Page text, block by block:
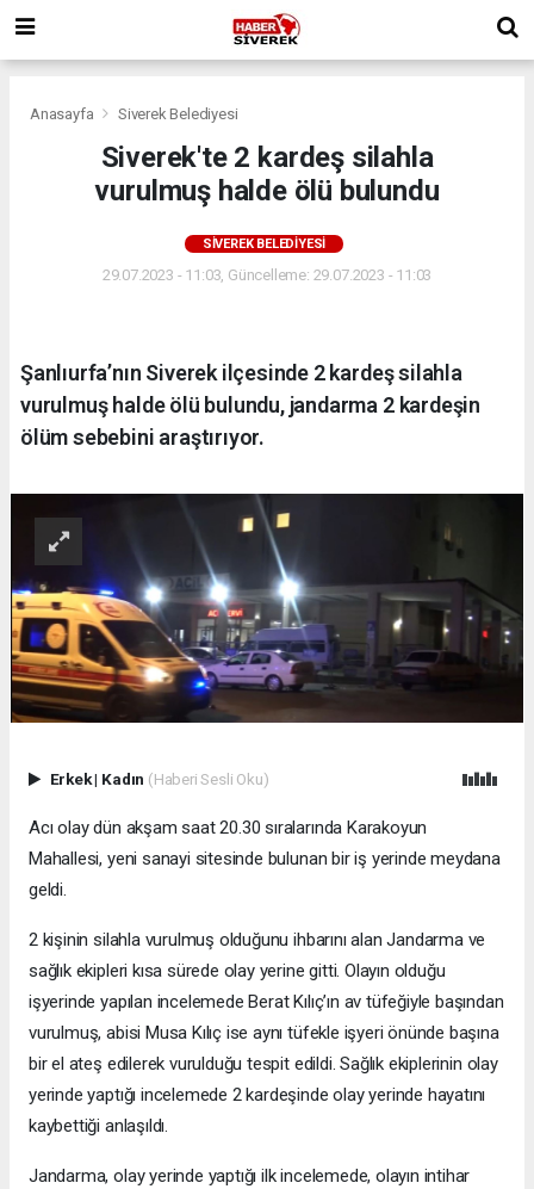
Anasayfa Siverek Belediyesi
Siverek'te 2 kardeş silahla
vurulmuş halde ölü bulundu
SIVEREK BELEDIYESI
29.07.2023 - 11:03, Güncelleme: 29.07.2023 - 11:03
Şanlıurfa’nın Siverek ilçesinde 2 kardeş silahla
vurulmuş halde ölü bulundu, jandarma 2 kardeşin
ölüm sebebini araştırıyor.
Erkek| Kadın (Haberi Sesli Oku)
Acı olay dün akşam saat 20.30 sıralarında Karakoyun
Mahallesi, yeni sanayi sitesinde bulunan bir iş yerinde meydana
geldi.
2 kişinin silahla vurulmuş olduğunu ihbarını alan Jandarma ve
sağlık ekipleri kısa sürede olay yerine gitti. Olayın olduğu
işyerinde yapılan incelemede Berat Kılıç’ın av tüfeğiyle başından
vurulmuş, abisi Musa Kılıç ise aynı tüfekle işyeri önünde başına
bir el ateş edilerek vurulduğu tespit edildi. Sağlık ekiplerinin olay
yerinde yaptığı incelemede 2 kardeşinde olay yerinde hayatını
kaybettiği anlaşıldı.
Jandarma, olay yerinde yaptığı ilk incelemede, olayın intihar